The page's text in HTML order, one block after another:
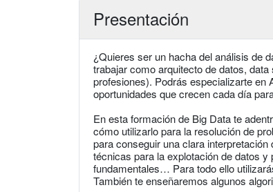
Presentación
¿Quieres ser un hacha del análisis de
trabajar como arquitecto de datos,
profesiones). Podrás especializarte en
oportunidades que crecen cada día
En esta formación de Big Data te
cómo utilizarlo para la resolución de
para conseguir una clara
técnicas para la explotación de datos
fundamentales… Para todo ello
También te enseñaremos algunos